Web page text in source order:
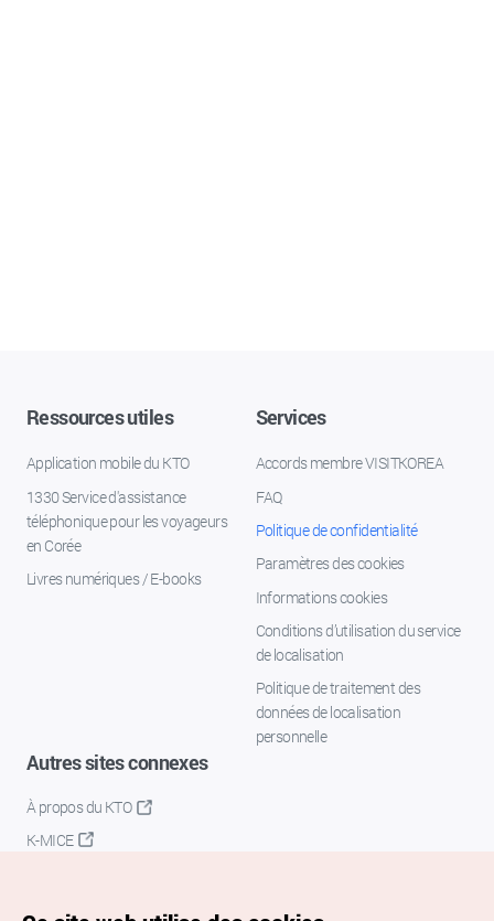
Ressources utiles
Application mobile du KTO
1330 Service d'assistance
téléphonique pour les voyageurs
en Corée
Livres numériques / E-books
Services
Accords membre VISITKOREA
FAQ
Politique de confidentialité
Paramètres des cookies
Informations cookies
Conditions d’utilisation du service
de localisation
Politique de traitement des
données de localisation
personnelle
Autres sites connexes
À propos du KTO
K-MICE